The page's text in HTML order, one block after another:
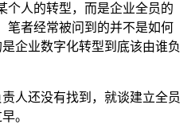
个人的转型，而是企业全员的
笔者经常被问到的并不是如何
企业数字化转型到底该由谁负
人还没有找到，就谈建立全员
。